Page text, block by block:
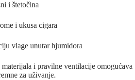
i štetočina
i ukusa cigara
vlage unutar hjumidora
i pravilne ventilacije omogućava
za uživanje.